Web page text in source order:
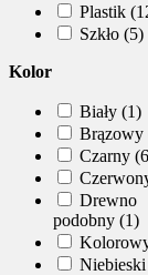
Plastik
Szkło (5)
Kolor
Biały (1)
Brązowy
Czarny
Drewno
podobny (1)